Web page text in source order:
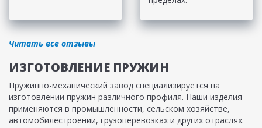
Читать все отзывы
ИЗГОТОВЛЕНИЕ ПРУЖИН
Пружинно-механический завод специализируется на
изготовлении пружин различного профиля. Наши изделия
применяются в промышленности, сельском хозяйстве,
автомобилестроении, грузоперевозках и других отраслях.